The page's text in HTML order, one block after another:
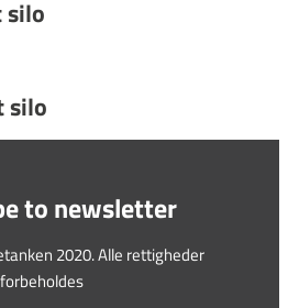
silo
to newsletter
2020. Alle rettigheder
forbeholdes